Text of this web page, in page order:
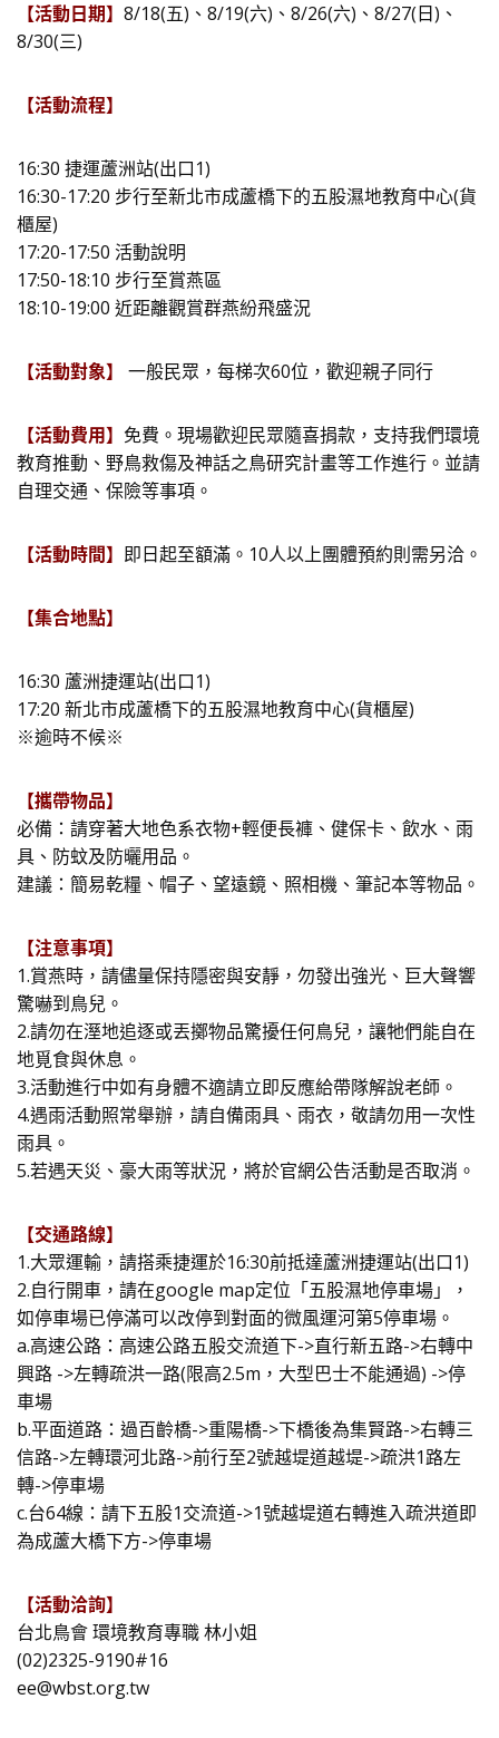
【活動日期】 8/18(五)、8/19(六)、8/26(六)、8/27(日)、
8/30(三)
【活動流程】
16:30 捷運蘆洲站(出口1)
16:30-17:20 步行至新北市成蘆橋下的五股濕地教育中心(貨
櫃屋)
17:20-17:50 活動說明
17:50-18:10 步行至賞燕區
18:10-19:00 近距離觀賞群燕紛飛盛況
【活動對象】 一般民眾，每梯次60位，歡迎親子同行
【活動費用】 免費。現場歡迎民眾隨喜捐款，支持我們環境
教育推動、野鳥救傷及神話之鳥研究計畫等工作進行。並請
自理交通、保險等事項。
【活動時間】 即日起至額滿。10人以上團體預約則需另洽。
【集合地點】
16:30 蘆洲捷運站(出口1)
17:20 新北市成蘆橋下的五股濕地教育中心(貨櫃屋)
※逾時不候※
【攜帶物品】
必備：請穿著大地色系衣物+輕便長褲、健保卡、飲水、雨
具、防蚊及防曬用品。
建議：簡易乾糧、帽子、望遠鏡、照相機、筆記本等物品。
【注意事項】
1.賞燕時，請儘量保持隱密與安靜，勿發出強光、巨大聲響
驚嚇到鳥兒。
2.請勿在溼地追逐或丟擲物品驚擾任何鳥兒，讓牠們能自在
地覓食與休息。
3.活動進行中如有身體不適請立即反應給帶隊解說老師。
4.遇雨活動照常舉辦，請自備雨具、雨衣，敬請勿用一次性
雨具。
5.若遇天災、豪大雨等狀況，將於官網公告活動是否取消。
【交通路線】
1.大眾運輸，請搭乘捷運於16:30前抵達蘆洲捷運站(出口1)
2.自行開車，請在google map定位「五股濕地停車場」，
如停車場已停滿可以改停到對面的微風運河第5停車場。
a.高速公路：高速公路五股交流道下->直行新五路->右轉中
興路 ->左轉疏洪一路(限高2.5m，大型巴士不能通過) ->停
車場
b.平面道路：過百齡橋->重陽橋->下橋後為集賢路->右轉三
信路->左轉環河北路->前行至2號越堤道越堤->疏洪1路左
轉->停車場
c.台64線：請下五股1交流道->1號越堤道右轉進入疏洪道即
為成蘆大橋下方->停車場
【活動洽詢】
台北鳥會 環境教育專職 林小姐
(02)2325-9190#16
ee@wbst.org.tw